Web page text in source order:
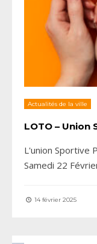
Actualités de la ville
LOTO –
L'union Sportive
Samedi 22
14 février 2025